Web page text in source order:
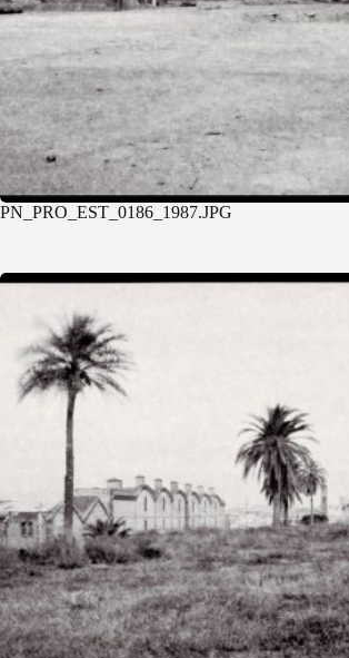
PN_PRO_EST_0186_1987.JPG